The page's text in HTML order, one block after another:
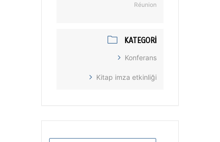
Réunion
KATEGORI
Konferans
Kitap imza etkinliği